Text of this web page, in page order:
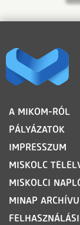
LÁBLÉC
A MIKOM-RÓL
PÁLYÁZATOK
IMPRESSZUM
MISKOLC
MISKOLCI
MINAP